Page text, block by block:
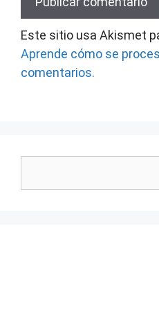
Este sitio usa Akismet
Aprende cómo se
comentarios.